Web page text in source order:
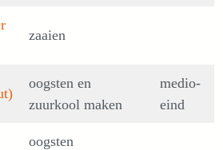
zaaien
oogsten en
zuurkool maken
medio-
eind
oogsten